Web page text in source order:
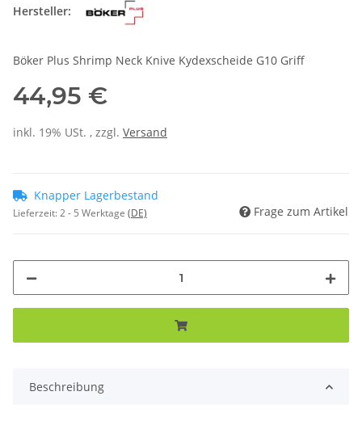
Hersteller:
Böker Plus Shrimp Neck Knive Kydexscheide G10 Griff
44,95 €
inkl. 19% USt. , zzgl. Versand
Knapper Lagerbestand
Lieferzeit:2 - 5 Werktage (DE) Frage zum Artikel
Beschreibung